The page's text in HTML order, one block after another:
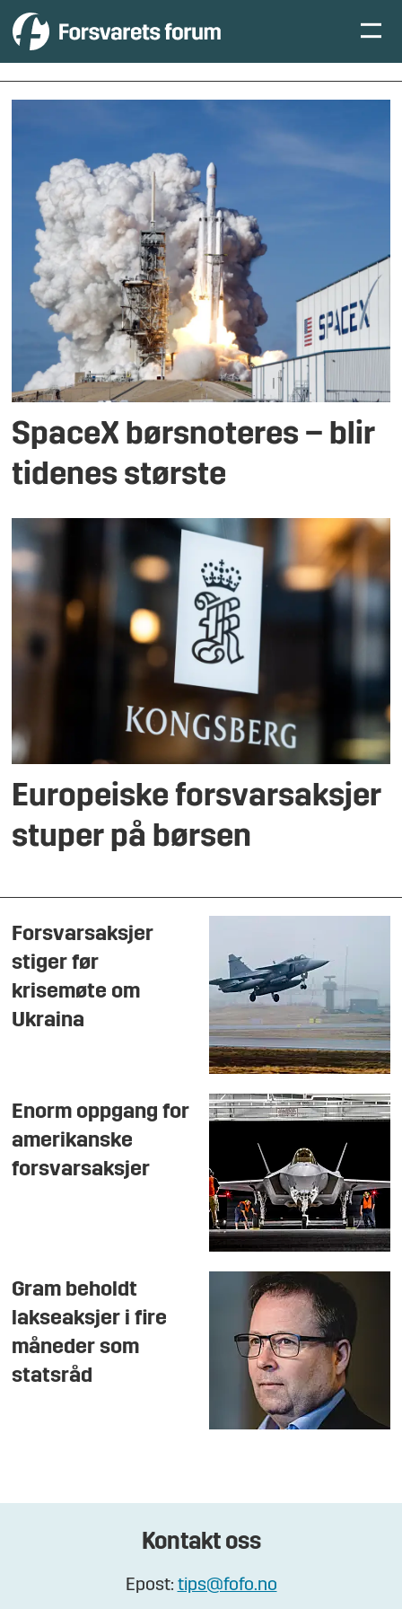
Tag:
SpaceX børsnoteres – blir
tidenes største
Europeiske forsvarsaksjer
stuper på børsen
Forsvarsaksjer
stiger før
krisemøte om
Ukraina
Enorm oppgang for
amerikanske
forsvarsaksjer
Gram beholdt
lakseaksjer i fire
måneder som
statsråd
Kontakt oss
Epost: tips@fofo.no